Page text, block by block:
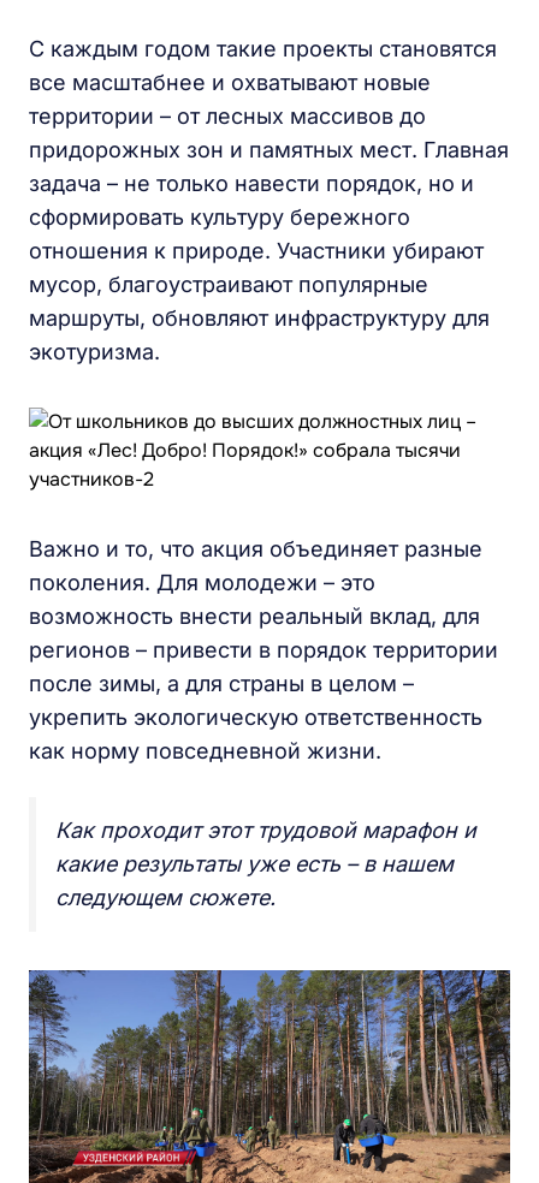
С каждым годом такие проекты становятся
все масштабнее и охватывают новые
территории – от лесных массивов до
придорожных зон и памятных мест. Главная
задача – не только навести порядок, но и
сформировать культуру бережного
отношения к природе. Участники убирают
мусор, благоустраивают популярные
маршруты, обновляют инфраструктуру для
экотуризма.
Важно и то, что акция объединяет разные
поколения. Для молодежи – это
возможность внести реальный вклад, для
регионов – привести в порядок территории
после зимы, а для страны в целом –
укрепить экологическую ответственность
как норму повседневной жизни.
Как проходит этот трудовой марафон и
какие результаты уже есть – в нашем
следующем сюжете.